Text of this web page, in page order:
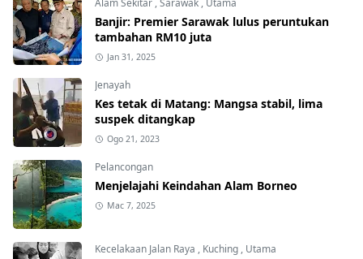
Alam Sekitar ,Sarawak , Utama
Banjir: Premier Sarawak lulus peruntukan
tambahan RM10 juta
Jan 31, 2025
Jenayah
Kes tetak di Matang: Mangsa stabil, lima
suspek ditangkap
Ogo 21, 2023
Pelancongan
Menjelajahi Keindahan Alam Borneo
Mac 7, 2025
Kecelakaan Jalan Raya , Kuching , Utama